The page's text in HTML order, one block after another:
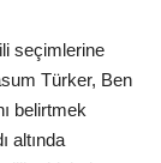
seçimlerine
Türker, Ben
belirtmek
altında